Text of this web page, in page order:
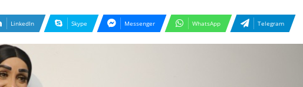
LinkedIn Skype Messenger WhatsApp Telegram